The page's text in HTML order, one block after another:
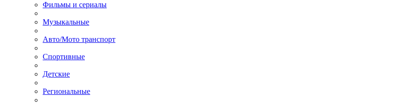
Фильмы и сериалы
Музыкальные
Авто/Мото транспорт
Спортивные
Детские
Региональные